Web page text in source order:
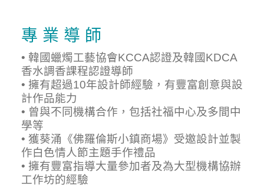
專 業 導 師
• 韓國蠟燭工藝協會KCCA認證及韓國KDCA
香水調香課程認證導師
• 擁有超過10年設計師經驗，有豐富創意與設
計作品能力
• 曾與不同機構合作，包括社福中心及多間中
學等
• 獲葵涌《佛羅倫斯小鎮商場》受邀設計並製
作白色情人節主題手作禮品
• 擁有豐富指導大量參加者及為大型機構協辦
工作坊的經驗